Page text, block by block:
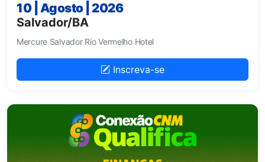
10 | Agosto | 2026
Salvador/BA
Mercure Salvador Rio Vermelho Hotel
Inscreva-se